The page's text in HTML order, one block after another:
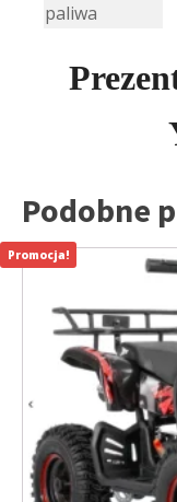
paliwa
Podobne
Promocja!